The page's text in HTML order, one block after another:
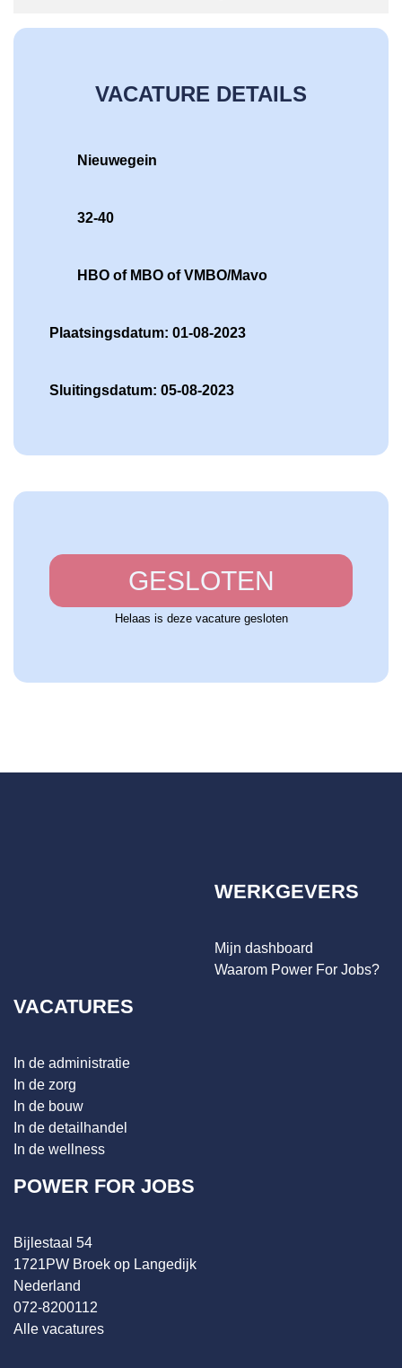
VACATURE DETAILS
Nieuwegein
32-40
HBO of MBO of VMBO/Mavo
Plaatsingsdatum: 01-08-2023
Sluitingsdatum: 05-08-2023
GESLOTEN
Helaas is deze vacature gesloten
WERKGEVERS
Mijn dashboard
Waarom Power For Jobs?
VACATURES
In de administratie
In de zorg
In de bouw
In de detailhandel
In de wellness
POWER FOR JOBS
Bijlestaal 54
1721PW Broek op Langedijk
Nederland
072-8200112
Alle vacatures